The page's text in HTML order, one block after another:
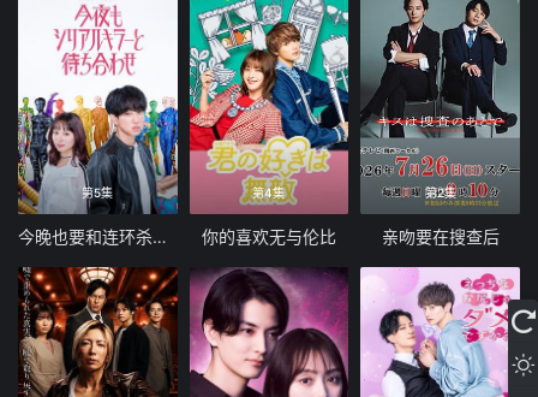
第5集
今晚也要和连环杀手约会
第4集
你的喜欢无与伦比
第2集
亲吻要在搜查后